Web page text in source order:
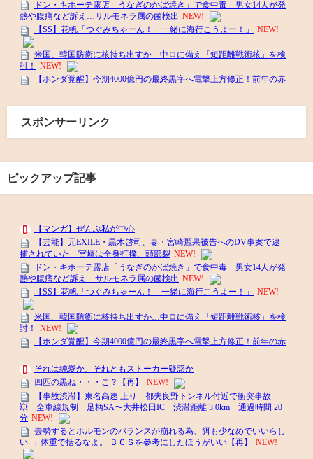
スポンサーリンク
ピックアップ記事